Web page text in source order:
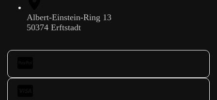
Albert-Einstein-Ring 13
50374 Erftstadt